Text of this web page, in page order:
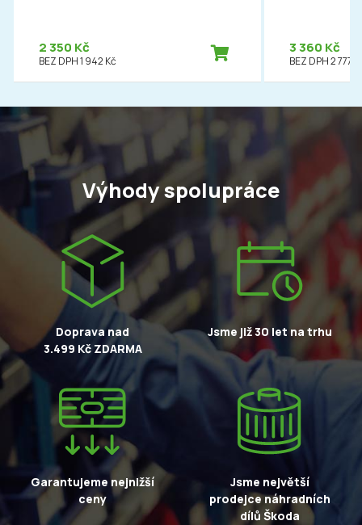
2 350 Kč
BEZ DPH 1 942 Kč
3 360 Kč
BEZ DPH 2 777
Výhody spolupráce
Doprava nad
3.499 Kč ZDARMA
Jsme již 30 let na trhu
Garantujeme nejnižší
ceny
Jsme největší
prodejce náhradních
dílů Škoda